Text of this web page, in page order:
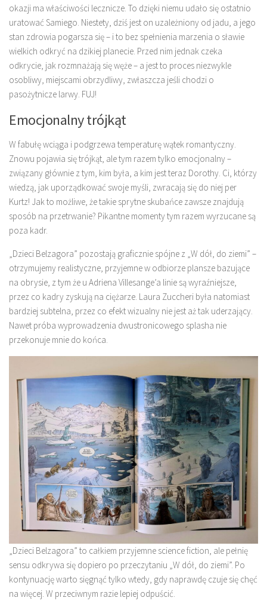
okazji ma właściwości lecznicze. To dzięki niemu udało się ostatnio
uratować Samiego. Niestety, dziś jest on uzależniony od jadu, a jego
stan zdrowia pogarsza się – i to bez spełnienia marzenia o sławie
wielkich odkryć na dzikiej planecie. Przed nim jednak czeka
odkrycie, jak rozmnażają się węże – a jest to proces niezwykle
osobliwy, miejscami obrzydliwy, zwłaszcza jeśli chodzi o
pasożytnicze larwy. FUJ!
Emocjonalny trójkąt
W fabułę wciąga i podgrzewa temperaturę wątek romantyczny.
Znowu pojawia się trójkąt, ale tym razem tylko emocjonalny –
związany głównie z tym, kim była, a kim jest teraz Dorothy. Ci, którzy
wiedzą, jak uporządkować swoje myśli, zwracają się do niej per
Kurtz! Jak to możliwe, że takie sprytne skubańce zawsze znajdują
sposób na przetrwanie? Pikantne momenty tym razem wyrzucane są
poza kadr.
„Dzieci Belzagora” pozostają graficznie spójne z „W dół, do ziemi” –
otrzymujemy realistyczne, przyjemne w odbiorze plansze bazujące
na obrysie, z tym że u Adriena Villesange’a linie są wyraźniejsze,
przez co kadry zyskują na ciężarze. Laura Zuccheri była natomiast
bardziej subtelna, przez co efekt wizualny nie jest aż tak uderzający.
Nawet próba wyprowadzenia dwustronicowego splasha nie
przekonuje mnie do końca.
„Dzieci Belzagora” to całkiem przyjemne science fiction, ale pełnię
sensu odkrywa się dopiero po przeczytaniu „W dół, do ziemi”. Po
kontynuację warto sięgnąć tylko wtedy, gdy naprawdę czuje się chęć
na więcej. W przeciwnym razie lepiej odpuścić.